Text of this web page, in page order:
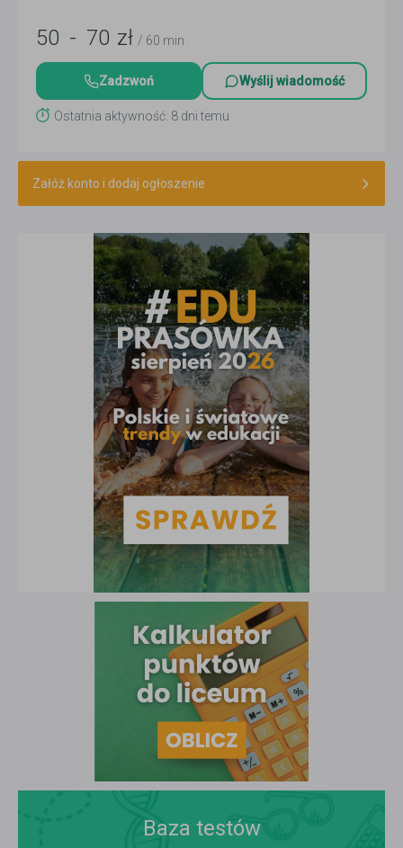
50 - 70 zł / 60 min
Zadzwoń Wyślij wiadomość
Ostatnia aktywność: 8 dni temu
Załóż konto i dodaj ogłoszenie
Baza testów